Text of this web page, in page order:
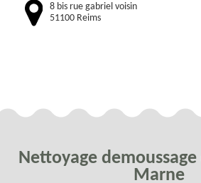
8 bis rue gabriel voisin
51100 Reims
Nettoyage
Marne